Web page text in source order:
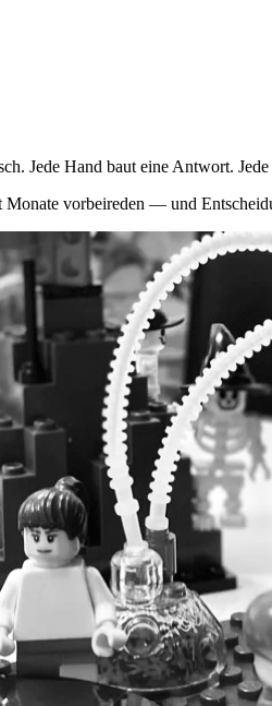
Jede Hand baut eine Antwort.
Monate vorbeireden — und